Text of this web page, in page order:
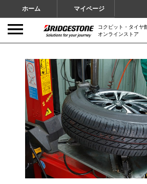
ホーム マイページ
コクピット・タイヤ
オンラインストア